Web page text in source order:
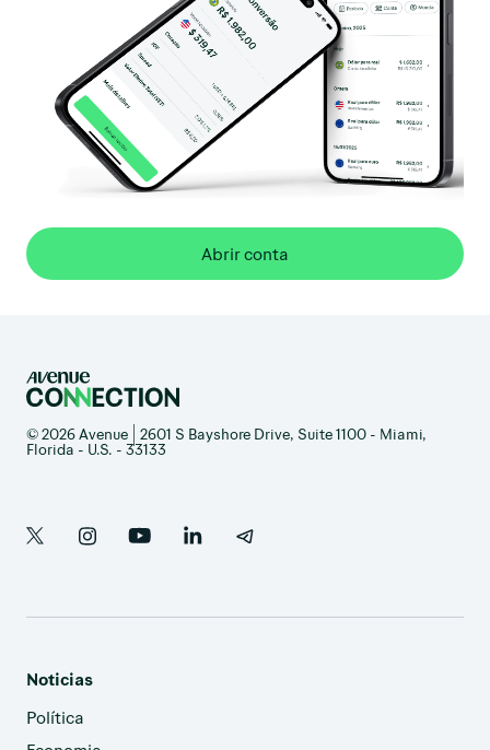
Abrir conta
© 2026 Avenue | 2601 S Bayshore Drive, Suite 1100 - Miami,
Florida - U.S. - 33133
Noticias
Política